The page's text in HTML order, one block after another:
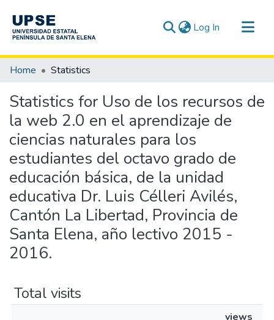
Log In (current)
Communities & Collections
Home Statistics
Statistics for Uso de los recursos de
la web 2.0 en el aprendizaje de
ciencias naturales para los
estudiantes del octavo grado de
educación básica, de la unidad
educativa Dr. Luis Célleri Avilés,
Cantón La Libertad, Provincia de
Santa Elena, año lectivo 2015 -
2016.
Total visits
views